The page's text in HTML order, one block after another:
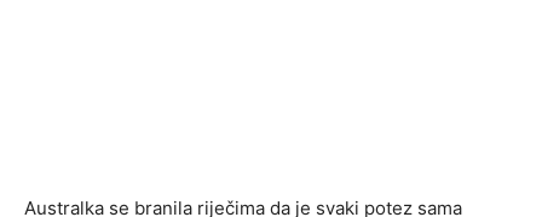
Australka se branila riječima da je svaki potez sama